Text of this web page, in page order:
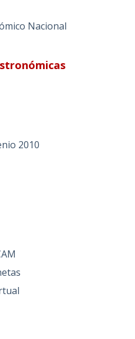
Nacional
2010